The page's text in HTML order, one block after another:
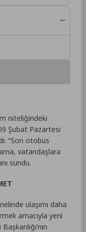
niteliğindeki
Şubat Pazartesi
“Son otobüs
vatandaşlara
sundu.
ulaşımı daha
amacıyla yeni